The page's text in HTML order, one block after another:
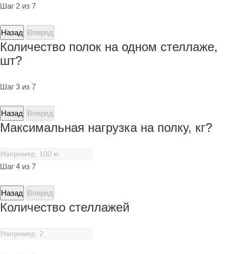
Шаг 2 из 7
Назад Вперед
Количество полок на одном стеллаже,
шт?
Шаг 3 из 7
Назад Вперед
Максимальная нагрузка на полку, кг?
Шаг 4 из 7
Назад Вперед
Количество стеллажей